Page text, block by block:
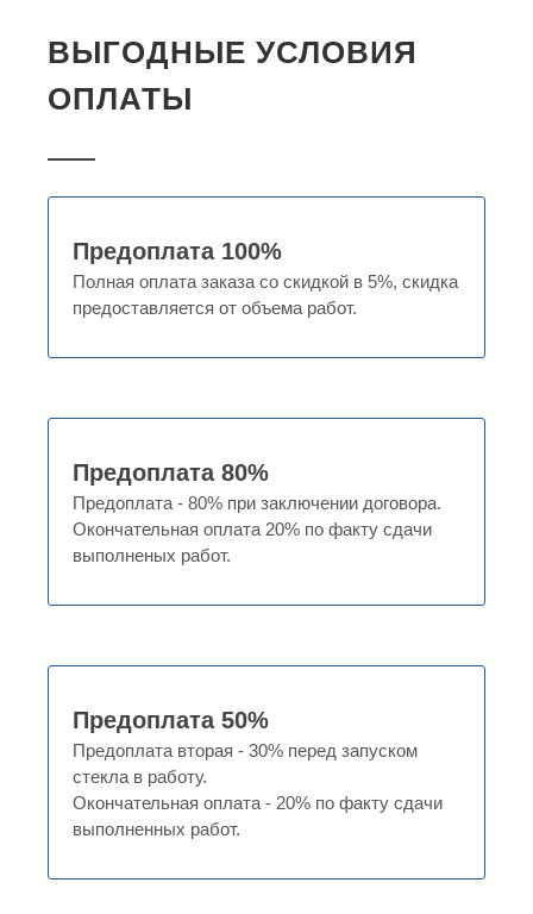
ВЫГОДНЫЕ УСЛОВИЯ
ОПЛАТЫ
Предоплата 100%
Полная оплата заказа со скидкой в 5%, скидка
предоставляется от объема работ.
Предоплата 80%
Предоплата - 80% при заключении договора.
Окончательная оплата 20% по факту сдачи
выполненых работ.
Предоплата 50%
Предоплата вторая - 30% перед запуском
стекла в работу.
Окончательная оплата - 20% по факту сдачи
выполненных работ.